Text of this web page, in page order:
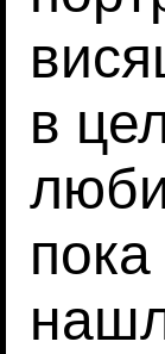
в